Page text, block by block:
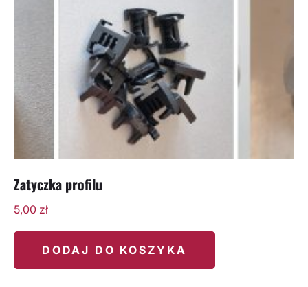
Zatyczka profilu
5,00 zł
DODAJ DO KOSZYKA